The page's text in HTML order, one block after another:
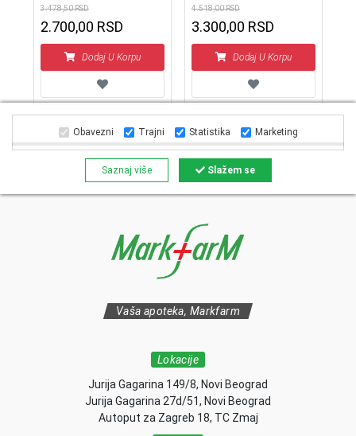
3.478,50 RSD
2.700,00 RSD
Dodaj U Korpu
4.518,00 RSD
3.300,00 RSD
Dodaj U Korpu
Vaša apoteka, Markfarm
Lokacije
Jurija Gagarina 149/8, Novi Beograd
Jurija Gagarina 27d/51, Novi Beograd
Autoput za Zagreb 18, TC Zmaj
Obavezni Trajni Statistika Marketing
Saznaj više Slažem se